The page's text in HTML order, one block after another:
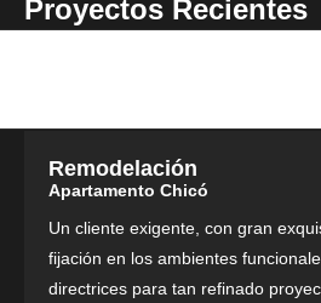
Proyectos Recientes
Remodelación
Apartamento Chicó
Un cliente exigente, con gran
fijación en los ambientes
directrices para tan refinado